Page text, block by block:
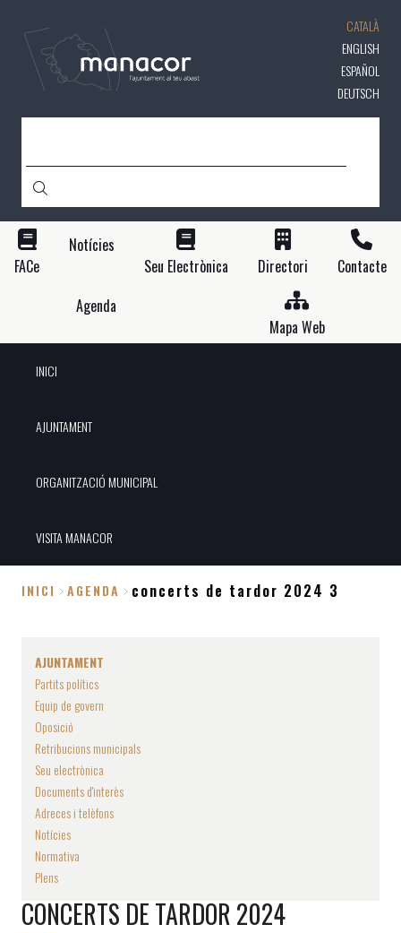
contingut
CATALÀ
ENGLISH
ESPAÑOL
DEUTSCH
FACe
Notícies
Seu Electrònica
Directori
Contacte
Agenda
Mapa Web
INICI
AJUNTAMENT
ORGANITZACIÓ MUNICIPAL
VISITA MANACOR
INICI AGENDA concerts de tardor 2024 3
AJUNTAMENT
Partits polítics
Equip de govern
Oposició
Retribucions municipals
Seu electrònica
Documents d'interès
Adreces i telèfons
Notícies
Normativa
Plens
CONCERTS DE TARDOR 2024